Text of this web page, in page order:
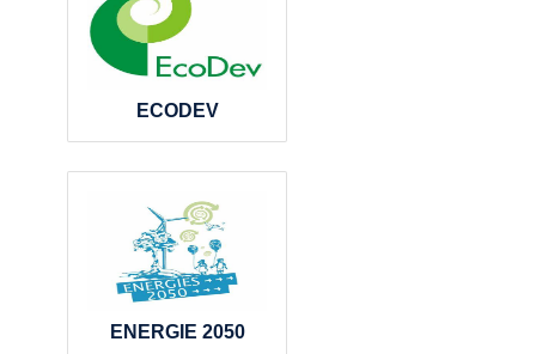
ECODEV
ENERGIE 2050